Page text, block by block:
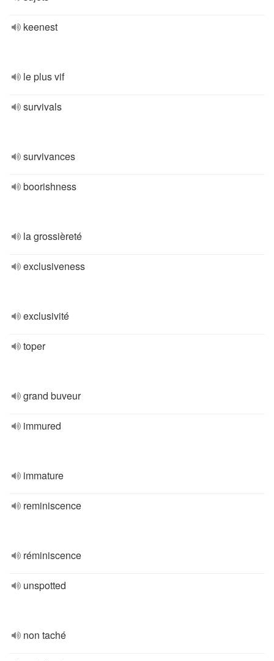
keenest
le plus vif
survivals
survivances
boorishness
la grossièreté
exclusiveness
exclusivité
toper
grand buveur
immured
immature
reminiscence
réminiscence
unspotted
non taché